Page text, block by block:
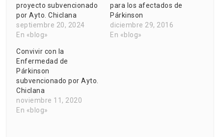
proyecto subvencionado
por Ayto. Chiclana
septiembre 20, 2024
En «blog»
para los afectados de
Párkinson
diciembre 29, 2016
En «blog»
Convivir con la
Enfermedad de
Párkinson
subvencionado por Ayto.
Chiclana
noviembre 11, 2020
En «blog»